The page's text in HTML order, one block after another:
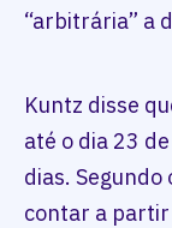
“arbitrária” a
Kuntz disse
até o dia 23
dias. Segundo
contar a